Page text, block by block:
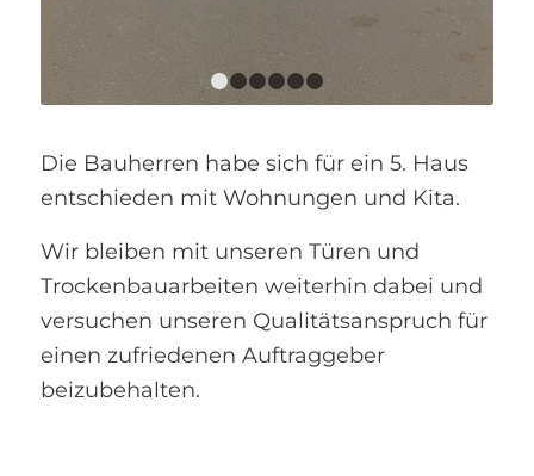
Die Bauherren habe sich für ein 5. Haus
entschieden mit Wohnungen und Kita.
Wir bleiben mit unseren Türen und
Trockenbauarbeiten weiterhin dabei und
versuchen unseren Qualitätsanspruch für
einen zufriedenen Auftraggeber
beizubehalten.